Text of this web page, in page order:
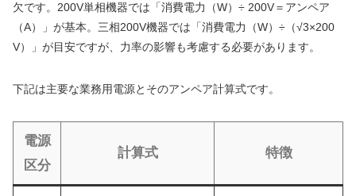
欠です。200V単相機器では「消費電力（W）÷ 200V＝アンペア
（A）」が基本。三相200V機器では「消費電力（W）÷（√3×200
V）」が目安ですが、力率の影響も考慮する必要があります。
下記は主要な業務用電源とそのアンペア計算式です。
電源
区分
計算式 特徴